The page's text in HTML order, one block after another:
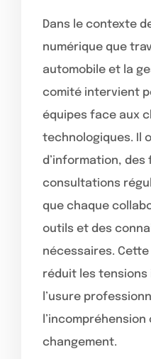
Dans le contexte
numérique que
automobile et la
comité intervient
équipes face aux
technologiques. Il
d’information,
consultations
que chaque
outils et des
nécessaires.
réduit les
l’usure
changement.